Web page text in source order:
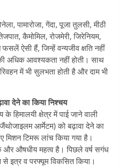
पामारोजा, गेंदा, पूजा तुलसी, मीठी
कैमोमिल, रोजमेरी, जिरेनियम,
ऐसी हैं, जिन्हें वन्यजीव क्षति नहीं
अधिक आवश्यकता नहीं होती। साथ
में भी सुलभता होती है और दाम भी
देने का किया निश्चय
हिमालयी क्षेत्र में पाई जाने वाली
आर्मेटम) को बढ़ावा देने का
मिशन टिमरू लांच किया गया है।
और औषधीय महत्व है। पिछले वर्ष सगंध
इत्र व परफ्यूम विकसित किया।